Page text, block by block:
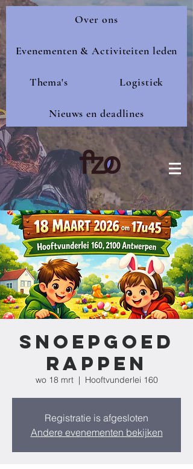
Over ons
Evenementen & Activiteiten leden
Thema's Logistiek
Nieuws en deadlines
Snoepgoed
RAPPEN
wo 18 mrt
  |
Hooftvunderlei 160
Registratie is afgesloten
Andere evenementen bekijken